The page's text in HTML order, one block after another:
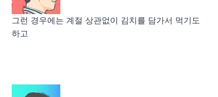
그런 경우에는 계절 상관없이 김치를 담가서 먹기도
하고